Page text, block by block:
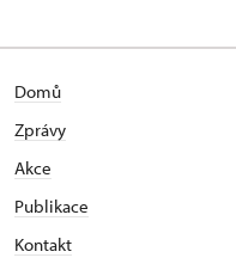
Domů
Zprávy
Akce
Publikace
Kontakt